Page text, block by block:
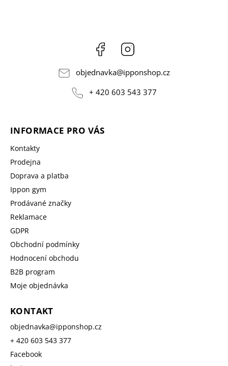
Facebook
objednavka@ipponshop.cz
+ 420 603 543 377
INFORMACE PRO VÁS
Kontakty
Prodejna
Doprava a platba
Ippon gym
Prodávané značky
Reklamace
GDPR
Obchodní podmínky
Hodnocení obchodu
B2B program
Moje objednávka
KONTAKT
objednavka@ipponshop.cz
+ 420 603 543 377
Facebook